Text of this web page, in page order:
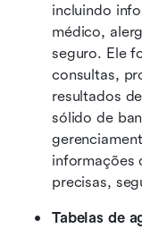
incluindo
médico,
seguro. Ele
consultas,
resultados
sólido de
informações
precisas,